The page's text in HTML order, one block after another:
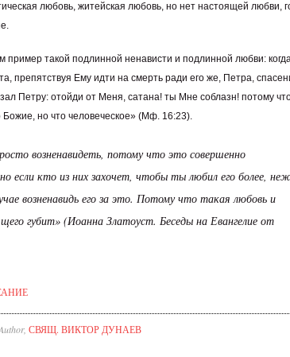
любовь, житейская любовь, но нет настоящей любви,
пример такой подлинной ненависти и подлинной любви:
препятствуя Ему идти на смерть ради его же, Петра,
Петру: отойди от Меня, сатана! ты Мне соблазн! потому
но что человеческое» (Мф. 16:23).
возненавидеть, потому что это совершенно
если кто из них захочет, чтобы ты любил его более,
возненавидь его за это. Потому что такая любовь и
губит» (Иоанна Златоуст. Беседы на Евангелие от
СВЯЩ. ВИКТОР ДУНАЕВ